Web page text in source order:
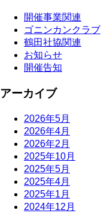
開催事業関連
ゴニンカンクラブ
鶴田社協関連
お知らせ
開催告知
アーカイブ
2026年5月
2026年4月
2026年2月
2025年10月
2025年5月
2025年4月
2025年1月
2024年12月